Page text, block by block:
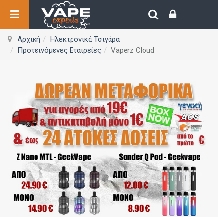
Αρχική
Ηλεκτρονικά Τσιγάρα
Προτεινόμενες Εταιρείες
Vaperz Cloud